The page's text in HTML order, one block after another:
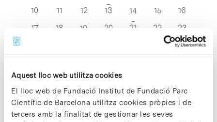
Aquest lloc web utilitza cookies
El lloc web de Fundació Institut de Fundació Parc
Científic de Barcelona utilitza cookies pròpies i de
tercers amb la finalitat de gestionar les seves
esdeveniments
esdeveniments
esdeveniment
0
10
0
11
0
esdeveniments
12
0
esdeveniments
13
2
esdeveniments
14
0
15
0
16
0
17
0
18
1
19
0
20
0
esdeveniments
21
0
esdeveniments
22
0
23
esdeveniments
esdeveniments
esdeveniments
esdevenimentesdeveniments
esdeveniments
0
30
Subscriviu-vos al calendari